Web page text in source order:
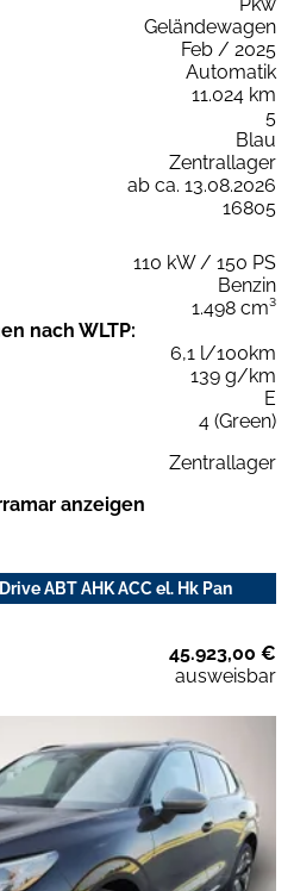
Geländewagen
Feb / 2025
Automatik
11.024 km
5
Blau
Zentrallager
ab ca. 13.08.2026
16805
110 kW / 150 PS
Benzin
1.498 cm³
nach WLTP:
6,1 l/100km
139 g/km
E
4 (Green)
Zentrallager
anzeigen
ABT AHK ACC el. Hk Pan
45.923,00 €
ausweisbar